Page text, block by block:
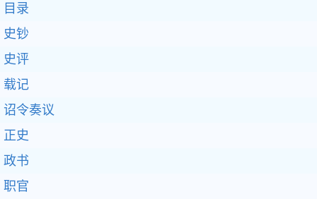
目录
史钞
史评
载记
诏令奏议
正史
政书
职官